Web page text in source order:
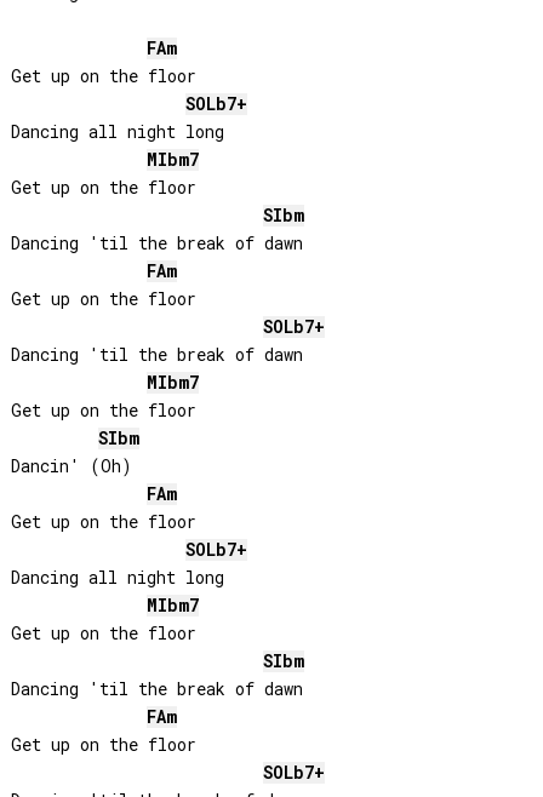
FAm
Get up on the floor
SOLb7+
Dancing all night long
MIbm7
Get up on the floor
SIbm
Dancing 'til the break of dawn
FAm
Get up on the floor
SOLb7+
Dancing 'til the break of dawn
MIbm7
Get up on the floor
SIbm
Dancin' (Oh)
FAm
Get up on the floor
SOLb7+
Dancing all night long
MIbm7
Get up on the floor
SIbm
Dancing 'til the break of dawn
FAm
Get up on the floor
SOLb7+